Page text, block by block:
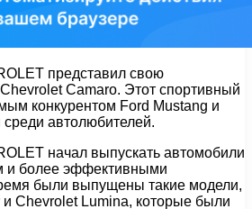
представил свою
Camaro. Этот спортивный
конкурентом Ford Mustang и
автолюбителей.
начал выпускать автомобили
и более эффективными
были выпущены такие модели,
и Chevrolet Lumina, которые были